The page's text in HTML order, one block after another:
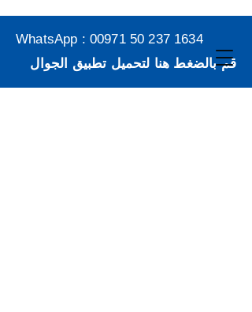
WhatsApp : 00971 50 237 1634
قم بالضغط هنا لتحميل تطبيق الجوال